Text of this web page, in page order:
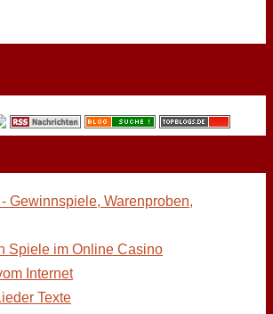
Gewinnspiele, Warenproben,
Spiele im Online Casino
Internet
Texte